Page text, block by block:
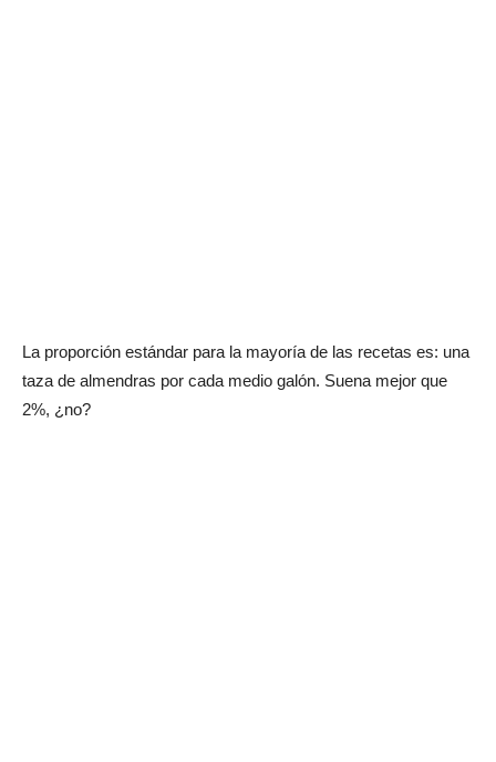
La proporción estándar para la mayoría de las recetas es: una
taza de almendras por cada medio galón. Suena mejor que
2%, ¿no?